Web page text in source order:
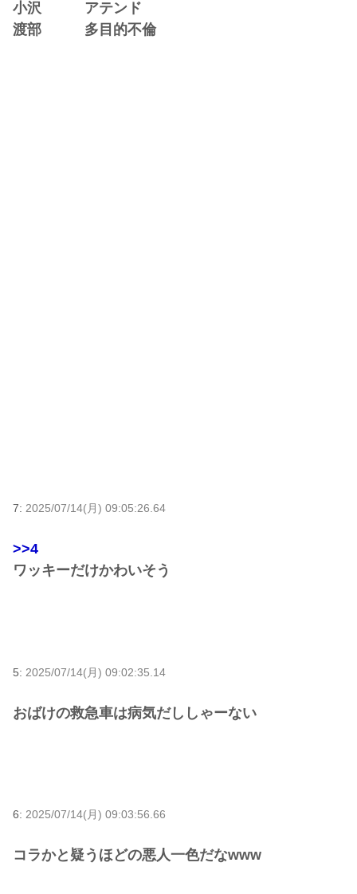
小沢 アテンド
渡部 多目的不倫
7: 2025/07/14(月) 09:05:26.64
>>4
ワッキーだけかわいそう
5: 2025/07/14(月) 09:02:35.14
おばけの救急車は病気だししゃーない
6: 2025/07/14(月) 09:03:56.66
コラかと疑うほどの悪人一色だなwww